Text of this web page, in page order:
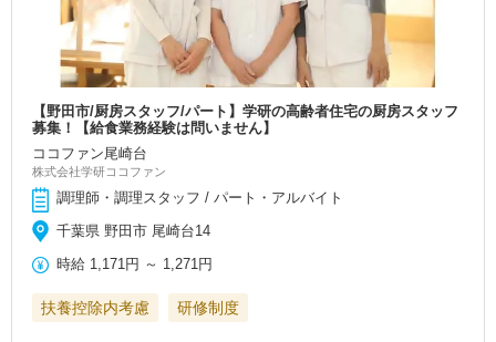
【野田市/厨房スタッフ/パート】学研の高齢者住宅の厨房スタッフ
募集！【給食業務経験は問いません】
ココファン尾崎台
株式会社学研ココファン
調理師・調理スタッフ / パート・アルバイト
千葉県 野田市 尾崎台14
時給 1,171円 ～ 1,271円
扶養控除内考慮 研修制度